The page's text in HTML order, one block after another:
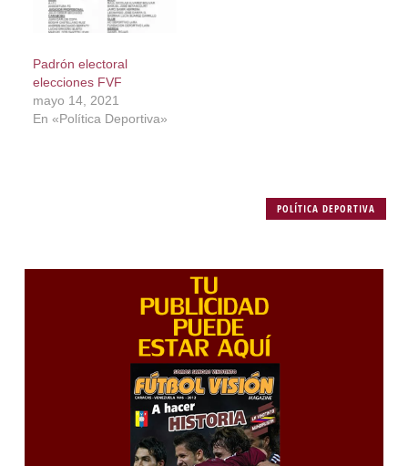
Padrón electoral
elecciones FVF
mayo 14, 2021
En «Política Deportiva»
POLÍTICA DEPORTIVA